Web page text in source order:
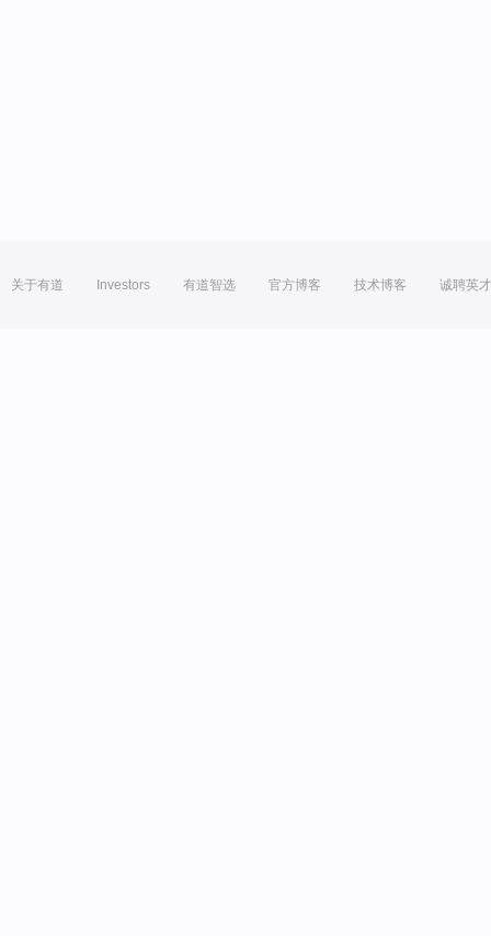
关于有道 Investors 有道智选 官方博客 技术博客 诚聘英才